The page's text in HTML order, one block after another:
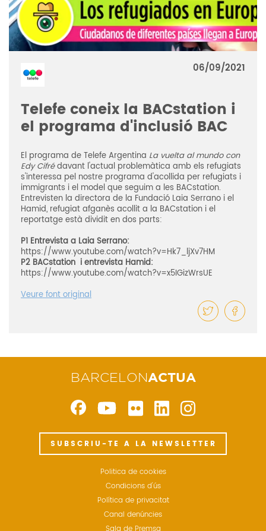
06/09/2021
Telefe coneix la BACstation i
el programa d'inclusió BAC
El programa de Telefe Argentina La vuelta al mundo con
Edy Cifrédavant l'actual problemàtica amb els refugiats
s'interessa pel nostre programa d'acollida per refugiats i
immigrants i el model que seguim a les BACstation.
Entrevisten la directora de la Fundació Laia Serrano i el
Hamid, refugiat afganès acollit a la BACstation i el
reportatge està dividit en dos parts:
P1 Entrevista a Laia Serrano:
https://www.youtube.com/watch?v=Hk7_ljXv7HM
P2 BACstation i entrevista Hamid:
https://www.youtube.com/watch?v=x5IGizWrsUE
Veure font original
BARCELON ACTUA
SUBSCRIU-TE A LA NEWSLETTER
Politica de cookies
Condicions d'ús
Política de privacitat
Canal denúncies
Sala de Premsa